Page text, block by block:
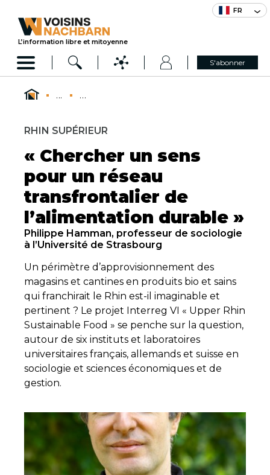
FR
L’information libre et mitoyenne
S'abonner
... ...
RHIN SUPÉRIEUR
« Chercher un sens
pour un réseau
transfrontalier de
l’alimentation durable »
Philippe Hamman, professeur de sociologie
à l’Université de Strasbourg
Un périmètre d’approvisionnement des
magasins et cantines en produits bio et sains
qui franchirait le Rhin est-il imaginable et
pertinent ? Le projet Interreg VI « Upper Rhin
Sustainable Food » se penche sur la question,
autour de six instituts et laboratoires
universitaires français, allemands et suisse en
sociologie et sciences économiques et de
gestion.